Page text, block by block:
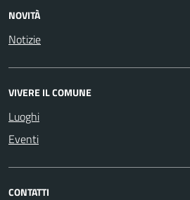
NOVITÀ
Notizie
VIVERE IL COMUNE
Luoghi
Eventi
CONTATTI